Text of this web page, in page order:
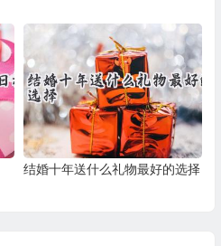
结婚十年送什么礼物最好的选择